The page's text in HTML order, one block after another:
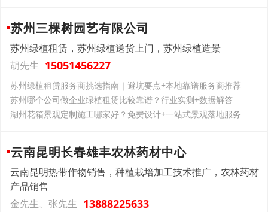
苏州三棵树园艺有限公司
苏州绿植租赁，苏州绿植送货上门，苏州绿植造景
胡先生 15051456227
苏州绿植租赁服务商挑选指南｜避坑要点+本地靠谱服务商推荐
苏州哪个公司做企业绿植租赁比较靠谱？行业实测+数据解答
湖州花箱景观定制施工哪家好？免费设计+一站式景观落地服务
云南昆明长春雄丰农林药材中心
云南昆明热带作物销售，种植栽培加工技术推广，农林药材
产品销售
金先生、张先生 13888225633